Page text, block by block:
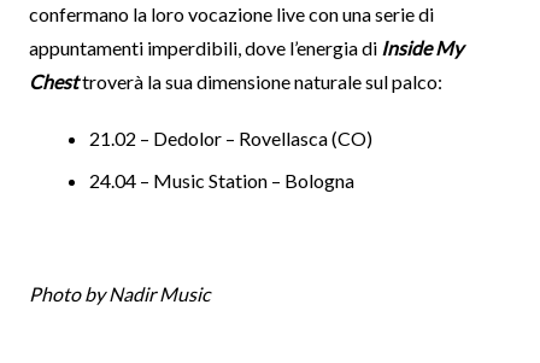
confermano la loro vocazione live con una serie di
appuntamenti imperdibili, dove l’energia di Inside My
Chesttroverà la sua dimensione naturale sul palco:
21.02 – Dedolor – Rovellasca (CO)
24.04 – Music Station – Bologna
Photo by Nadir Music